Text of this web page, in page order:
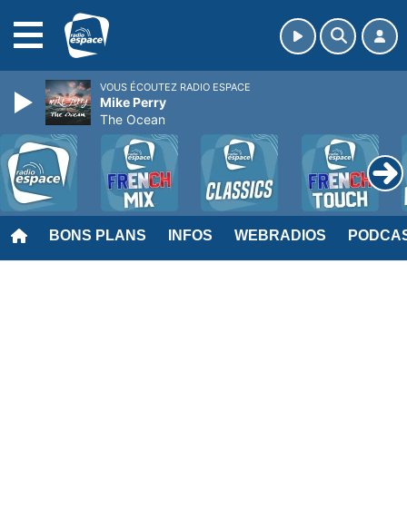
BONS PLANS INFOS WEBRADIOS
VOUS ÉCOUTEZ RADIO ESPACE
Mike Perry
The Ocean